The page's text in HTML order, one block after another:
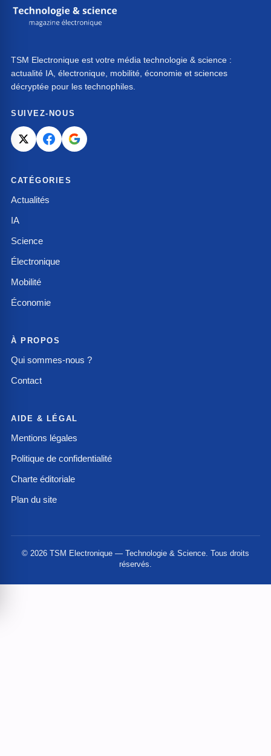
TSM Electronique est votre média technologie & science :
actualité IA, électronique, mobilité, économie et sciences
décryptée pour les technophiles.
SUIVEZ-NOUS
CATÉGORIES
Actualités
IA
Science
Électronique
Mobilité
Économie
À PROPOS
Qui sommes-nous ?
Contact
AIDE & LÉGAL
Mentions légales
Politique de confidentialité
Charte éditoriale
Plan du site
© 2026 TSM Electronique — Technologie & Science. Tous droits
réservés.